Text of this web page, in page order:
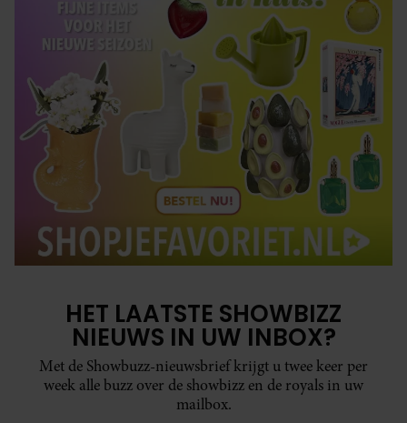
HET LAATSTE SHOWBIZZ
NIEUWS IN UW INBOX?
Met de Showbuzz-nieuwsbrief krijgt u twee keer per
week alle buzz over de showbizz en de royals in uw
mailbox.